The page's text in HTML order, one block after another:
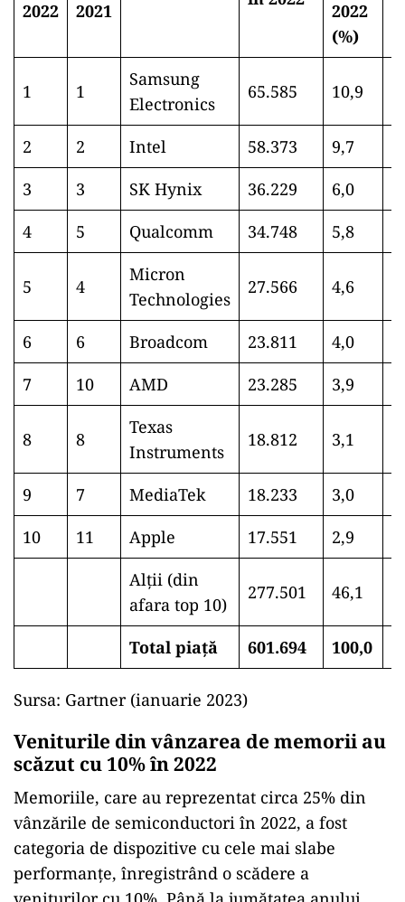
2022 2021
2022
(%)
1 1
Samsung
Electronics
65.585 10,9
2 2 Intel 58.373 9,7
3
3 SK Hynix 36.229 6,0
4
5 Qualcomm 34.748 5,8
5 4
Micron
Technologies
27.566 4,6
6 6 Broadcom 23.811 4,0
7
10 AMD 23.285 3,9
8 8
Texas
Instruments
18.812 3,1
9 7 MediaTek 18.233 3,0
10
11 Apple 17.551 2,9
Alții (din
afara top 10)
277.501 46,1
Total piață 601.694 100,0
Sursa: Gartner (ianuarie 2023)
Veniturile din vânzarea de memorii au
scăzut cu 10% în 2022
Memoriile, care au reprezentat circa 25% din
vânzările de semiconductori în 2022, a fost
categoria de dispozitive cu cele mai slabe
performanțe, înregistrând o scădere a